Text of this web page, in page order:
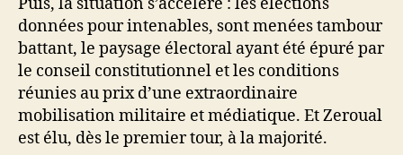
données pour intenables, sont menées tambour
battant, le paysage électoral ayant été épuré par
le conseil constitutionnel et les conditions
réunies au prix d’une extraordinaire
mobilisation militaire et médiatique. Et Zeroual
est élu, dès le premier tour, à la majorité.